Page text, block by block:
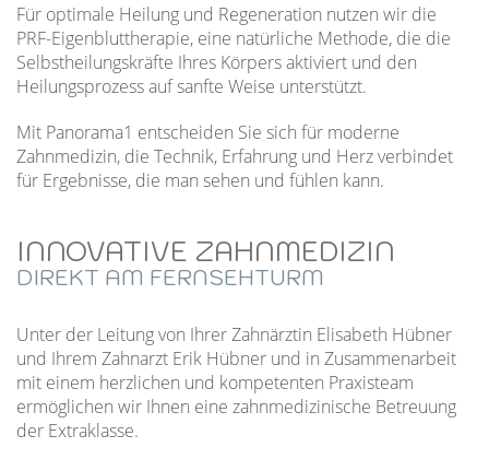
Für optimale Heilung und Regeneration nutzen wir die
PRF-Eigenbluttherapie, eine natürliche Methode, die die
Selbstheilungskräfte Ihres Körpers aktiviert und den
Heilungsprozess auf sanfte Weise unterstützt.
Mit Panorama1 entscheiden Sie sich für moderne
Zahnmedizin, die Technik, Erfahrung und Herz verbindet
für Ergebnisse, die man sehen und fühlen kann.
INNOVATIVE ZAHNMEDIZIN
DIREKT AM FERNSEHTURM
Unter der Leitung von Ihrer Zahnärztin Elisabeth Hübner
und Ihrem Zahnarzt Erik Hübner und in Zusammenarbeit
mit einem herzlichen und kompetenten Praxisteam
ermöglichen wir Ihnen eine zahnmedizinische Betreuung
der Extraklasse.